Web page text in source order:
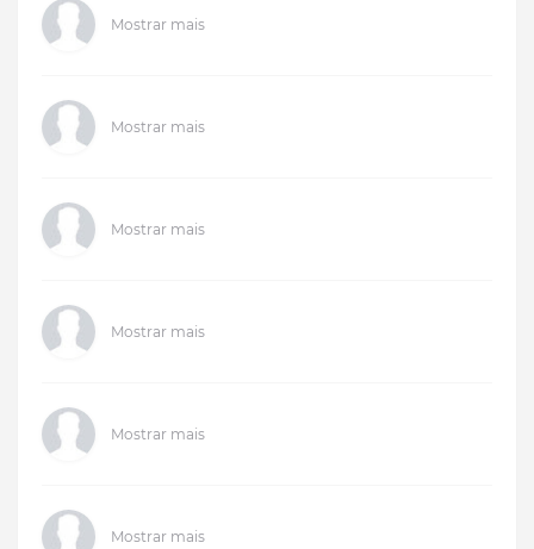
Mostrar mais
Mostrar mais
Mostrar mais
Mostrar mais
Mostrar mais
Mostrar mais